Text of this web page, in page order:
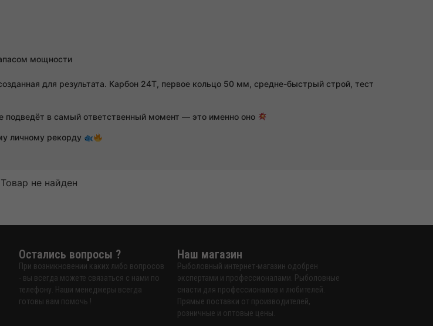
мощности
для результата. Карбон 24T, первое кольцо 50 мм, средне-быстрый строй, тест
подведёт в самый ответственный момент — это именно оно
личному рекорду
Товар не найден
Остались вопросы ?
При возникновении каких либо вопросов
- вы всегда можете связаться с нами по
телефону. Наши менеджеры всегда
готовы вам помочь !
Наш магазин
Рыболовный интернет-магазин одобрен
экспертами и профессионалами. Рыболовные
снасти для профессионалов и любителей.
Прямые поставки от производителей,
розничные и оптовые цены.